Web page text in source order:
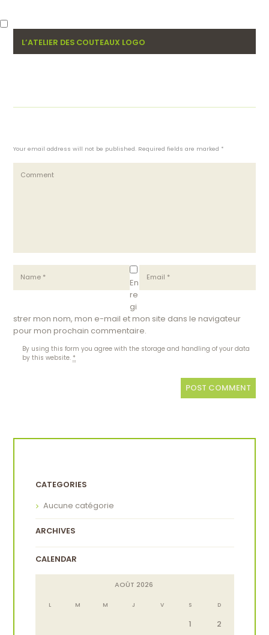
L’ATELIER DES COUTEAUX LOGO
Your email address will not be published. Required fields are marked *
En
re
gi
strer mon nom, mon e-mail et mon site dans le navigateur
pour mon prochain commentaire.
By using this form you agree with the storage and handling of your data
by this website. *
CATEGORIES
Aucune catégorie
ARCHIVES
CALENDAR
AOÛT 2026
L M M J V S D
1
2